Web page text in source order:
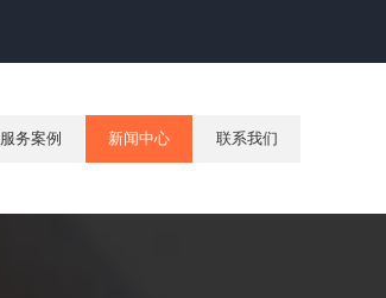
服务案例 新闻中心 联系我们